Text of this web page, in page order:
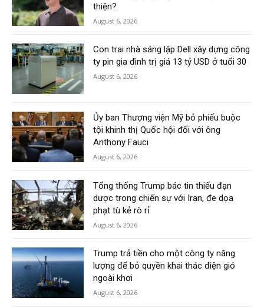
thiện?
August 6, 2026
Con trai nhà sáng lập Dell xây dựng công
ty pin gia đình trị giá 13 tỷ USD ở tuổi 30
August 6, 2026
Ủy ban Thượng viện Mỹ bỏ phiếu buộc
tội khinh thị Quốc hội đối với ông
Anthony Fauci
August 6, 2026
Tổng thống Trump bác tin thiếu đạn
dược trong chiến sự với Iran, đe dọa
phạt tù kẻ rò rỉ
August 6, 2026
Trump trả tiền cho một công ty năng
lượng để bỏ quyền khai thác điện gió
ngoài khơi
August 6, 2026